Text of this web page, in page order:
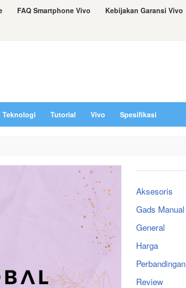
FAQ Smartphone Vivo Kebijakan Garansi Vivo
Teknologi Tutorial Vivo Spesifikasi
Aksesoris
Gads Manual
General
Harga
Perbandingan
Review